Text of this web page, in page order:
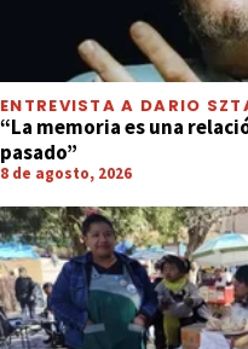
ENTREVISTA A DARIO
“La memoria es una
pasado”
8 de agosto, 2026